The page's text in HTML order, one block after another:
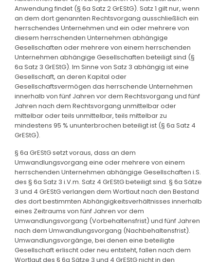
Anwendung findet (§ 6a Satz 2 GrEStG). Satz 1 gilt nur, wenn
an dem dort genannten Rechtsvorgang ausschließlich ein
herrschendes Unternehmen und ein oder mehrere von
diesem herrschenden Unternehmen abhängige
Gesellschaften oder mehrere von einem herrschenden
Unternehmen abhängige Gesellschaften beteiligt sind (§
6a Satz 3 GrEStG). Im Sinne von Satz 3 abhängig ist eine
Gesellschaft, an deren Kapital oder
Gesellschaftsvermögen das herrschende Unternehmen
innerhalb von fünf Jahren vor dem Rechtsvorgang und fünf
Jahren nach dem Rechtsvorgang unmittelbar oder
mittelbar oder teils unmittelbar, teils mittelbar zu
mindestens 95 % ununterbrochen beteiligt ist (§ 6a Satz 4
GrEStG).
§ 6a GrEStG setzt voraus, dass an dem
Umwandlungsvorgang eine oder mehrere von einem
herrschenden Unternehmen abhängige Gesellschaften i.S.
des § 6a Satz 3 i.V.m. Satz 4 GrEStG beteiligt sind. § 6a Sätze
3 und 4 GrEStG verlangen dem Wortlaut nach den Bestand
des dort bestimmten Abhängigkeitsverhältnisses innerhalb
eines Zeitraums von fünf Jahren vor dem
Umwandlungsvorgang (Vorbehaltensfrist) und fünf Jahren
nach dem Umwandlungsvorgang (Nachbehaltensfrist).
Umwandlungsvorgänge, bei denen eine beteiligte
Gesellschaft erlischt oder neu entsteht, fallen nach dem
Wortlaut des § 6a Sätze 3 und 4 GrEStG nicht in den